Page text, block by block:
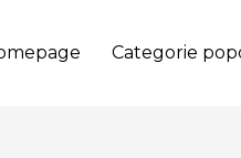
Categorie